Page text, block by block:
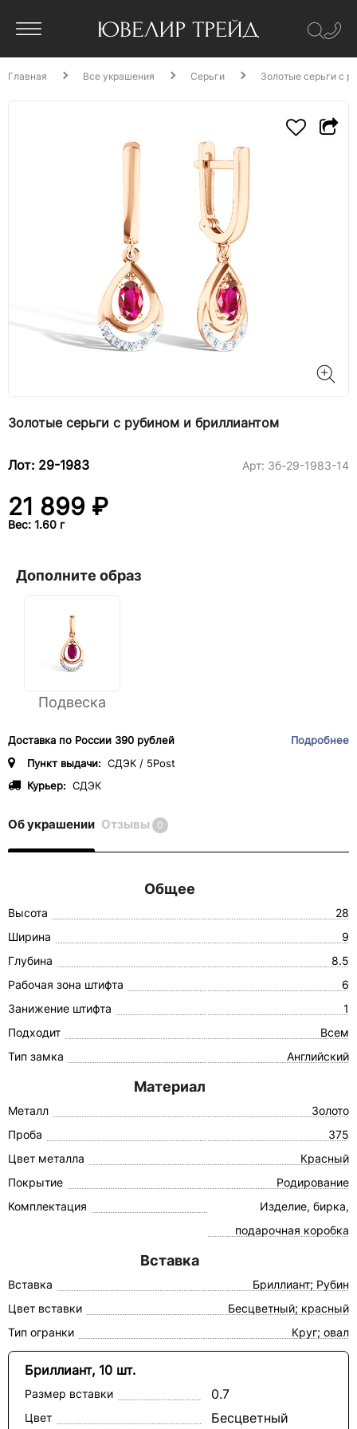
Главная Все украшения Серьги Золотые серьги с
Золотые серьги с рубином и бриллиантом
Лот: 29-1983 Арт: 3б-29-1983-14
21 899 ₽
Вес: 1.60 г
Дополните образ
Подвеска
Доставка по России 390 рублей
Подробнее
Пункт выдачи: СДЭК / 5Post
Курьер: СДЭК
Об украшении Отзывы 0
Общее
Высота
28
Ширина
9
Глубина
8.5
Рабочая зона штифта
6
Занижение штифта
1
Подходит
Всем
Тип замка
Английский
Материал
Металл
Золото
Проба
375
Цвет металла
Красный
Покрытие
Родирование
Комплектация
Изделие, бирка,
подарочная коробка
Вставка
Вставка
Бриллиант; Рубин
Цвет вставки
Бесцветный; красный
Тип огранки
Круг; овал
Бриллиант, 10 шт.
Размер вставки 0.7
Цвет Бесцветный